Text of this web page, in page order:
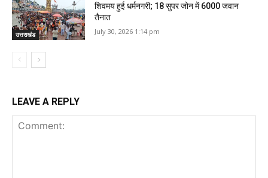
उत्तराखंड
शिवमय हुई धर्मनगरी; 18 सुपर जोन में 6000 जवान
तैनात
July 30, 2026 1:14 pm
LEAVE A REPLY